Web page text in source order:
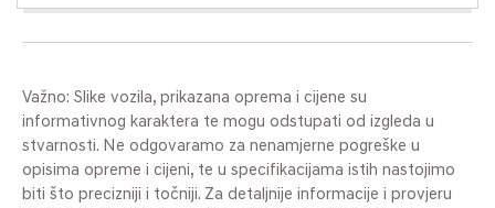
Važno: Slike vozila, prikazana oprema i cijene su
informativnog karaktera te mogu odstupati od izgleda u
stvarnosti. Ne odgovaramo za nenamjerne pogreške u
opisima opreme i cijeni, te u specifikacijama istih nastojimo
biti što precizniji i točniji. Za detaljnije informacije i provjeru